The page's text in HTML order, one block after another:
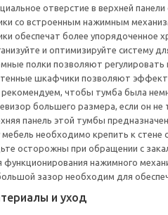
отверстие в верхней
со встроенным нажимным
обеспечат более упорядоченное
и оптимизируйте систему
полки позволяют регулировать
шкафчики позволяют
чтобы тумба была
большего размера, если он
панель этой тумбы
мебель необходимо крепить к стене
осторожны при обращении с
функционирования нажимного
зазор необходим для
и уход